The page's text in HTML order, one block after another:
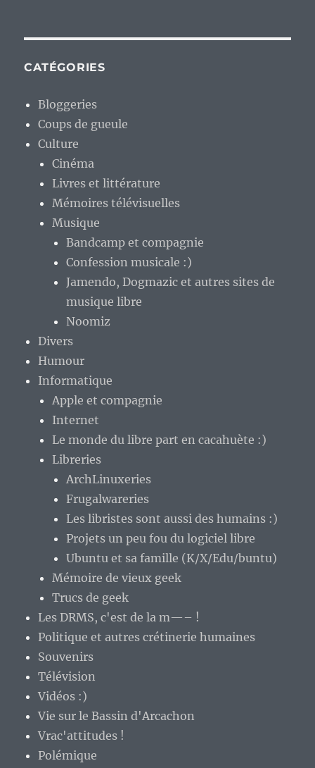
CATÉGORIES
Bloggeries
Coups de gueule
Culture
Cinéma
Livres et littérature
Mémoires télévisuelles
Musique
Bandcamp et compagnie
Confession musicale :)
Jamendo, Dogmazic et autres sites de
musique libre
Noomiz
Divers
Humour
Informatique
Apple et compagnie
Internet
Le monde du libre part en cacahuète :)
Libreries
ArchLinuxeries
Frugalwareries
Les libristes sont aussi des humains :)
Projets un peu fou du logiciel libre
Ubuntu et sa famille (K/X/Edu/buntu)
Mémoire de vieux geek
Trucs de geek
Les DRMS, c'est de la m—– !
Politique et autres crétinerie humaines
Souvenirs
Télévision
Vidéos :)
Vie sur le Bassin d'Arcachon
Vrac'attitudes !
Polémique